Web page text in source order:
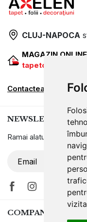
CLUJ-NAPOCA
MAGAZIN ONLINE
tapetcugarantie.ro
Contactează-ne
COMPANIA
NEWSLETTER
Ramai alaturi de noi